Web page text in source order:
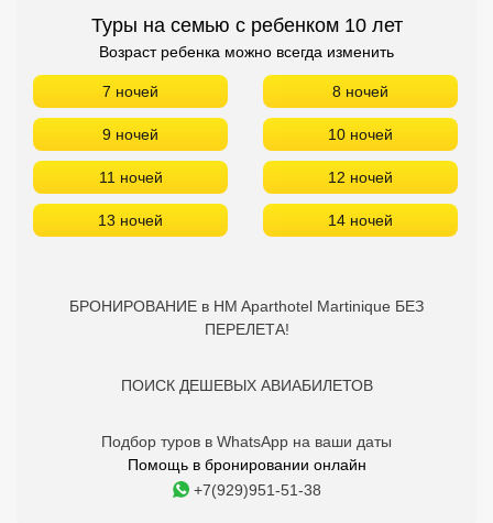
Туры на семью с ребенком 10 лет
Возраст ребенка можно всегда изменить
7 ночей 8 ночей
9 ночей 10 ночей
11 ночей 12 ночей
13 ночей 14 ночей
БРОНИРОВАНИЕ в HM Aparthotel Martinique БЕЗ
ПЕРЕЛЕТА!
ПОИСК ДЕШЕВЫХ АВИАБИЛЕТОВ
Подбор туров в WhatsApp на ваши даты
Помощь в бронировании онлайн
+7(929)951-51-38
Сетевые отели Вьетнама
Сетевые отели Мальдив
Сетевые отели Бали
Сетевые отели Сейшел